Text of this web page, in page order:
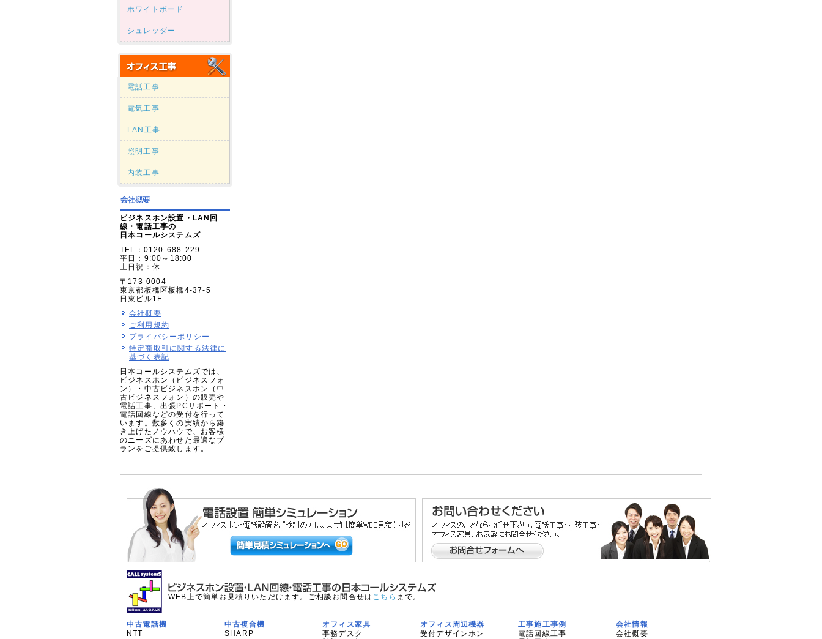
ホワイトボード
シュレッダー
電話工事
電気工事
LAN工事
照明工事
内装工事
ビジネスホン設置・LAN回
線・電話工事の
日本コールシステムズ
TEL：0120-688-229
平日：9:00～18:00
土日祝：休
〒173-0004
東京都板橋区板橋4-37-5
日東ビル1F
会社概要
ご利用規約
プライバシーポリシー
特定商取引に関する法律に
基づく表記
日本コールシステムズでは、
ビジネスホン（ビジネスフォ
ン）・中古ビジネスホン（中
古ビジネスフォン）の販売や
電話工事、出張PCサポート・
電話回線などの受付を行って
います。数多くの実績から築
き上げたノウハウで、お客様
のニーズにあわせた最適なプ
ランをご提供致します。
WEB上で簡単お見積りいただけます。ご相談お問合せは こちら まで。
中古電話機
NTT
中古複合機
SHARP
オフィス家具
事務デスク
オフィス周辺機器
受付デザインホン
工事施工事例
電話回線工事
会社情報
会社概要